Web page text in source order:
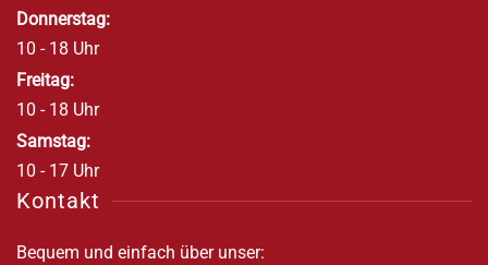
Donnerstag:
10 - 18 Uhr
Freitag:
10 - 18 Uhr
Samstag:
10 - 17 Uhr
Kontakt
Bequem und einfach über unser: